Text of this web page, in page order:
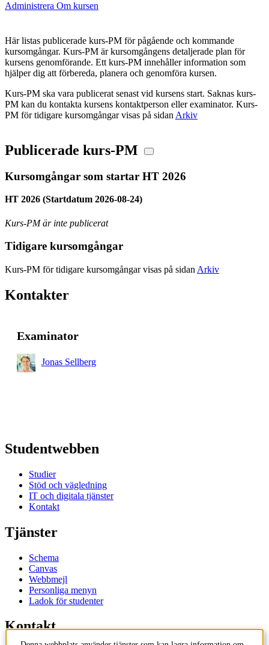
Administrera Om kursen
Här listas publicerade kurs-PM för pågående och kommande
kursomgångar. Kurs-PM är kursomgångens detaljerade plan för
kursens genomförande. Ett kurs-PM innehåller information som
hjälper dig att förbereda, planera och genomföra kursen.
Kurs-PM ska vara publicerat senast vid kursens start. Saknas kurs-
PM kan du kontakta kursens kontaktperson eller examinator. Kurs-
PM för tidigare kursomgångar visas på sidan Arkiv
Publicerade kurs-PM
Kursomgångar som startar HT 2026
HT 2026 (Startdatum 2026-08-24)
Kurs-PM är inte publicerat
Tidigare kursomgångar
Kurs-PM för tidigare kursomgångar visas på sidan Arkiv
Kontakter
Examinator
Jonas Sellberg
Studentwebben
Studier
Stöd och vägledning
IT och digitala tjänster
Kontakt
Tjänster
Schema
Canvas
Webbmejl
Personliga menyn
Ladok för studenter
Kontakt